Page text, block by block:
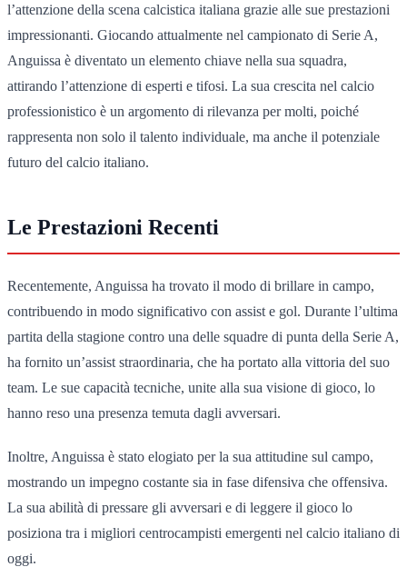
l’attenzione della scena calcistica italiana grazie alle sue prestazioni
impressionanti. Giocando attualmente nel campionato di Serie A,
Anguissa è diventato un elemento chiave nella sua squadra,
attirando l’attenzione di esperti e tifosi. La sua crescita nel calcio
professionistico è un argomento di rilevanza per molti, poiché
rappresenta non solo il talento individuale, ma anche il potenziale
futuro del calcio italiano.
Le Prestazioni Recenti
Recentemente, Anguissa ha trovato il modo di brillare in campo,
contribuendo in modo significativo con assist e gol. Durante l’ultima
partita della stagione contro una delle squadre di punta della Serie A,
ha fornito un’assist straordinaria, che ha portato alla vittoria del suo
team. Le sue capacità tecniche, unite alla sua visione di gioco, lo
hanno reso una presenza temuta dagli avversari.
Inoltre, Anguissa è stato elogiato per la sua attitudine sul campo,
mostrando un impegno costante sia in fase difensiva che offensiva.
La sua abilità di pressare gli avversari e di leggere il gioco lo
posiziona tra i migliori centrocampisti emergenti nel calcio italiano di
oggi.